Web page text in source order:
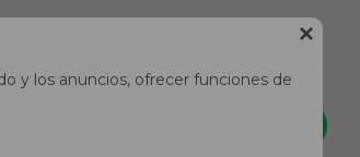

y los anuncios, ofrecer funciones de